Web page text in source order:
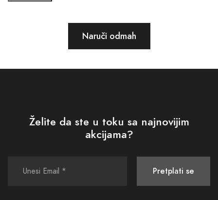
Naruči odmah
Želite da ste u toku sa najnovijim
akcijama?
Pretplati se